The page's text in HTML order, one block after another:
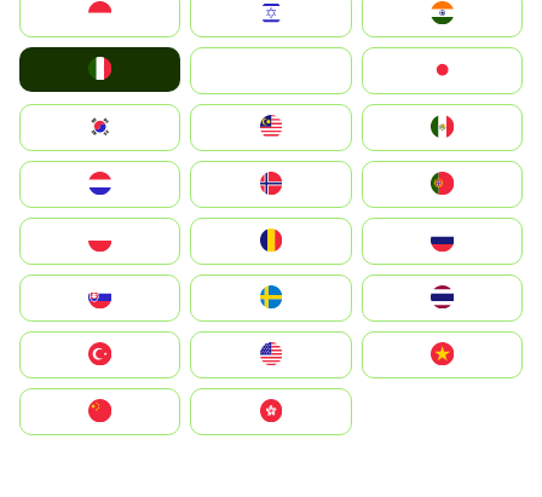
South Korea
United States
中國香港特別行政區